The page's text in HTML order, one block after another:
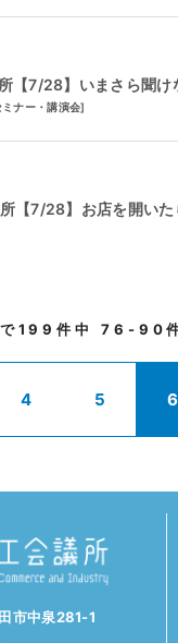
【7/28】いまさら聞
ミナー・講演会]
【7/28】お店を開い
199件中 76-90
4 5 6
市中泉281-1